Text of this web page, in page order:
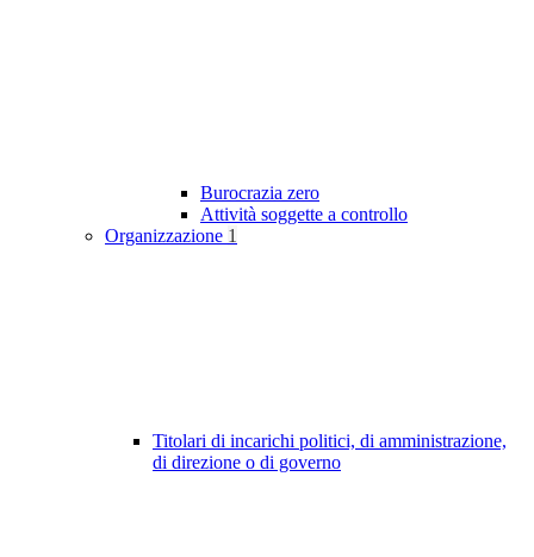
Burocrazia zero
Attività soggette a controllo
Organizzazione 1
Titolari di incarichi politici, di amministrazione,
di direzione o di governo